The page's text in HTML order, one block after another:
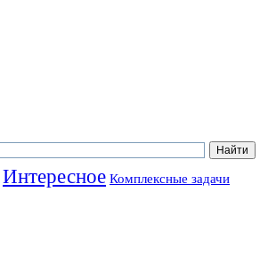
Интересное Комплексные задачи